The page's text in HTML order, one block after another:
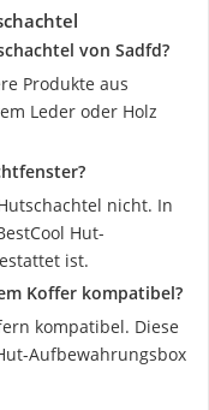
von Sadfd?
Produkte aus
Leder oder Holz
nicht. In
Hut-
ist.
Koffer kompatibel?
kompatibel. Diese
Aufbewahrungsbox